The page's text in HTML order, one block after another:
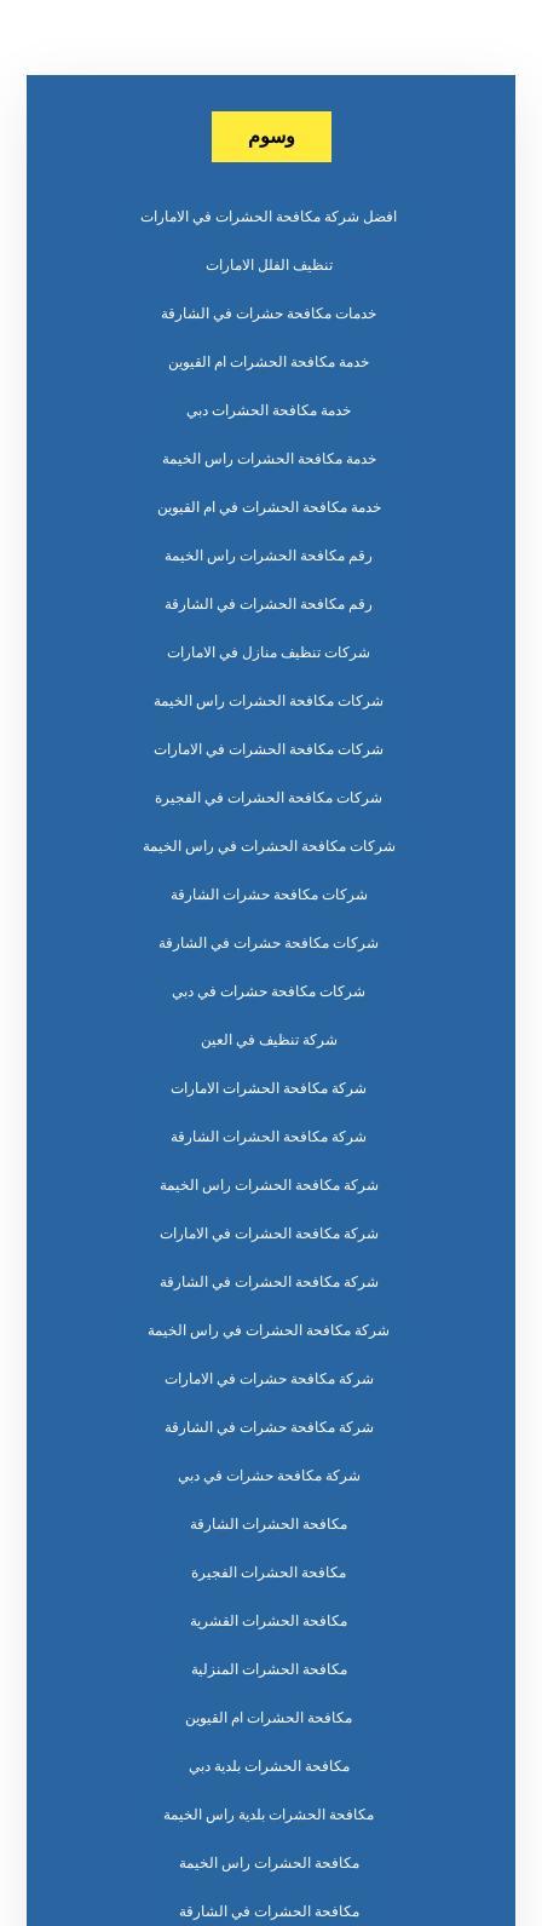
وسوم
افضل شركة مكافحة الحشرات في الامارات
تنظيف الفلل الامارات
خدمات مكافحة حشرات في الشارقة
خدمة مكافحة الحشرات ام القيوين
خدمة مكافحة الحشرات دبي
خدمة مكافحة الحشرات راس الخيمة
خدمة مكافحة الحشرات في ام القيوين
رقم مكافحة الحشرات راس الخيمة
رقم مكافحة الحشرات في الشارقة
شركات تنظيف منازل في الامارات
شركات مكافحة الحشرات راس الخيمة
شركات مكافحة الحشرات في الامارات
شركات مكافحة الحشرات في الفجيرة
شركات مكافحة الحشرات في راس الخيمة
شركات مكافحة حشرات الشارقة
شركات مكافحة حشرات في الشارقة
شركات مكافحة حشرات في دبي
شركة تنظيف في العين
شركة مكافحة الحشرات الامارات
شركة مكافحة الحشرات الشارقة
شركة مكافحة الحشرات راس الخيمة
شركة مكافحة الحشرات في الامارات
شركة مكافحة الحشرات في الشارقة
شركة مكافحة الحشرات في راس الخيمة
شركة مكافحة حشرات في الامارات
شركة مكافحة حشرات في الشارقة
شركة مكافحة حشرات في دبي
مكافحة الحشرات الشارقة
مكافحة الحشرات الفجيرة
مكافحة الحشرات القشرية
مكافحة الحشرات المنزلية
مكافحة الحشرات ام القيوين
مكافحة الحشرات بلدية دبي
مكافحة الحشرات بلدية راس الخيمة
مكافحة الحشرات راس الخيمة
مكافحة الحشرات في الشارقة